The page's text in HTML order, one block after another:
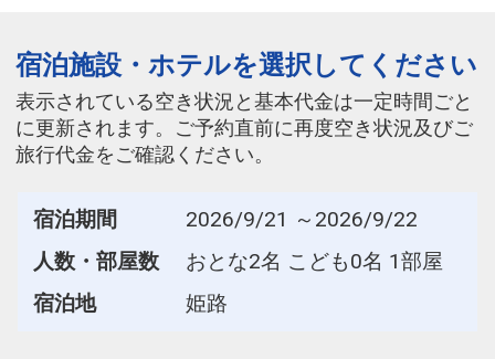
宿泊施設・ホテルを選択してください
表示されている空き状況と基本代金は一定時間ごと
に更新されます。ご予約直前に再度空き状況及びご
旅行代金をご確認ください。
宿泊期間
2026/9/21 ～2026/9/22
人数・部屋数
おとな2名 こども0名 1部屋
宿泊地
姫路